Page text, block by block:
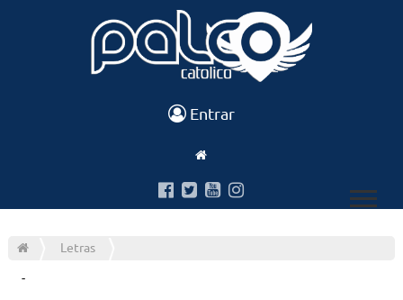
Entrar
Letras
-